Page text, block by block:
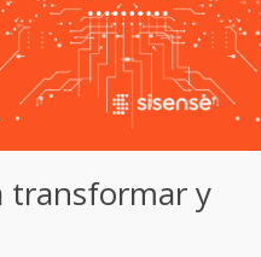
transformar y